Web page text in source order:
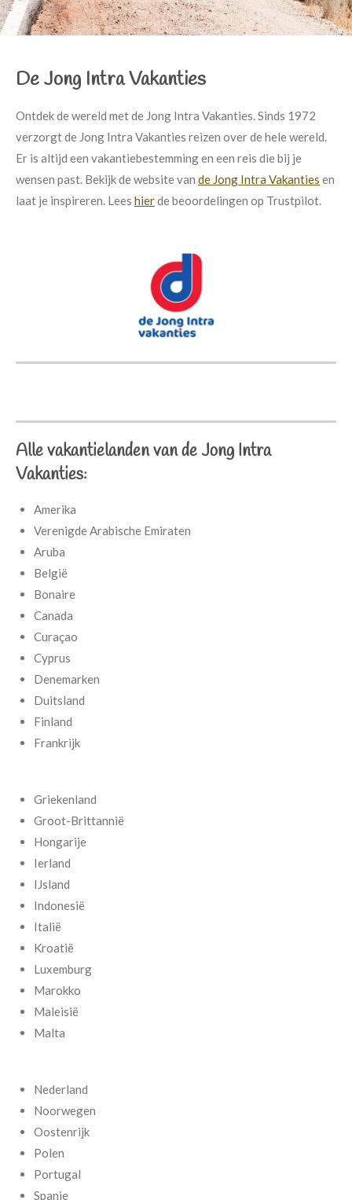
De Jong Intra Vakanties
Ontdek de wereld met de Jong Intra Vakanties. Sinds 1972
verzorgt de Jong Intra Vakanties reizen over de hele wereld.
Er is altijd een vakantiebestemming en een reis die bij je
wensen past. Bekijk de website van de Jong Intra Vakanties en
laat je inspireren. Lees hierde beoordelingen op Trustpilot.
Alle vakantielanden van de Jong Intra
Vakanties:
Amerika
Verenigde Arabische Emiraten
Aruba
België
Bonaire
Canada
Curaçao
Cyprus
Denemarken
Duitsland
Finland
Frankrijk
Griekenland
Groot-Brittannië
Hongarije
Ierland
IJsland
Indonesië
Italië
Kroatië
Luxemburg
Marokko
Maleisië
Malta
Nederland
Noorwegen
Oostenrijk
Polen
Portugal
Spanje